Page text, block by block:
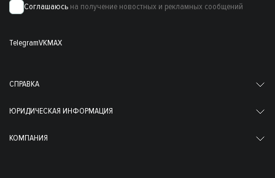
Соглашаюсь на получение новостных и рекламных сообщений
TelegramVKMAX
СПРАВКА
ЮРИДИЧЕСКАЯ ИНФОРМАЦИЯ
КОМПАНИЯ